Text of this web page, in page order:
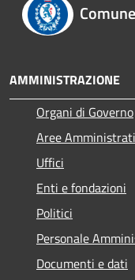
AMMINISTRAZIONE
Organi di Governo
Aree
Uffici
Enti e fondazioni
Politici
Personale
Documenti e dati